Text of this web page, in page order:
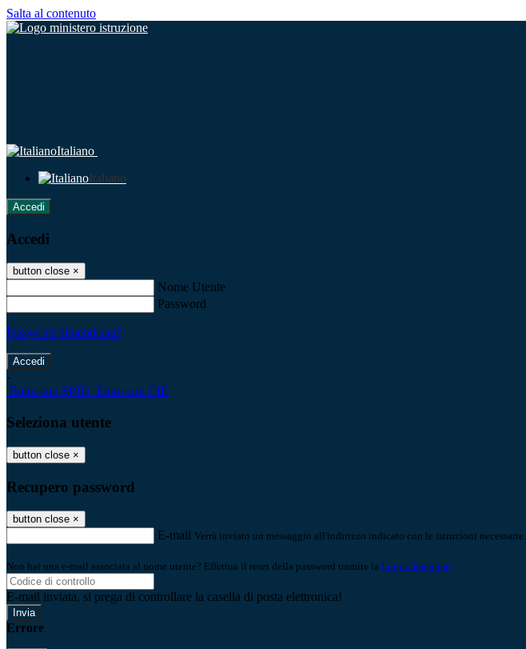
Salta al contenuto
Italiano
Italiano
Accedi
Accedi
button close ×
Nome Utente
Password
Password dimenticata?
-
Entra con SPID Entra con CIE
Seleziona utente
button close ×
Recupero password
button close ×
E-mail Verrà inviato un messaggio all'indirizzo indicato con le istruzioni necessarie.
Non hai una e-mail associata al nome utente? Effettua il reset della password tramite la Login Spaggiari
E-mail inviata, si prega di controllare la casella di posta elettronica!
Errore